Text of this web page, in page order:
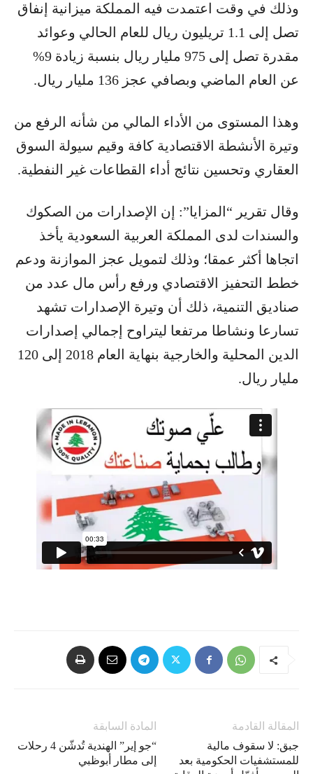
وذلك في وقت اعتمدت فيه المملكة ميزانية إنفاق
تصل إلى 1.1 تريليون ريال للعام الحالي وعوائد
مقدرة تصل إلى 975 مليار ريال بنسبة زيادة 9%
عن العام الماضي وبصافي عجز 136 مليار ريال.
وهذا المستوى من الأداء المالي من شأنه الرفع من
وتيرة الأنشطة الاقتصادية كافة وقيم سيولة السوق
العقاري وتحسين نتائج أداء القطاعات غير النفطية.
وقال تقرير “المزايا”: إن الإصدارات من الصكوك
والسندات لدى المملكة العربية السعودية يأخذ
اتجاها أكثر عمقا؛ وذلك لتمويل عجز الموازنة ودعم
خطط التحفيز الاقتصادي ورفع رأس مال عدد من
صناديق التنمية، ذلك أن وتيرة الإصدارات تشهد
تسارعا ونشاطا مرتفعا ليتراوح إجمالي إصدارات
الدين المحلية والخارجية بنهاية العام 2018 إلى 120
مليار ريال.
المادة السابقة
“جو إير” الهندية تُدشّن 4 رحلات
إلى مطار أبوظبي
المقالة القادمة
جبق: لا سقوف مالية
للمستشفيات الحكومية بعد